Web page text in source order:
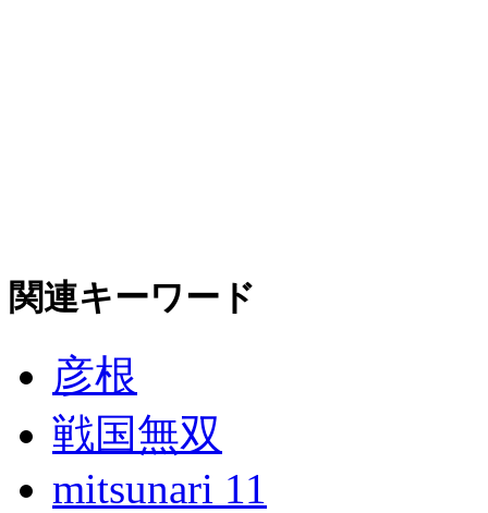
関連キーワード
彦根
戦国無双
mitsunari 11